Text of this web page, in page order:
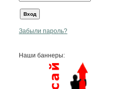
Забыли пароль?
Наши баннеры: